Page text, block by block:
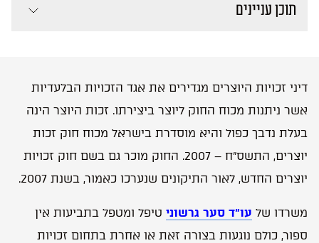
תוכן עניינים
דיני זכויות היוצרים מגדירים את אגד הזכויות הבלעדיות
אשר ניתנות מכוח החוק ליוצר ביצירתו. זכות היוצר הינה
בעלת נדבך כפול והיא מוסדרת בישראל מכוח חוק זכות
יוצרים, התשס”ח – 2007. החוק מוכר גם בשם חוק זכויות
יוצרים החדש, לאור התיקונים שנערכו כאמור, בשנת 2007.
משרדו שלעו”ד סער גרשוניטיפל ומטפל בתביעות אין
ספור, כולם נוגעות בצורה זאת או אחרת בתחום זכויות